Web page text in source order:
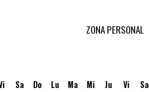
ZONA PERSONAL
Sa
Do
Lu
Ma
Mi
Ju
Vi
Sa